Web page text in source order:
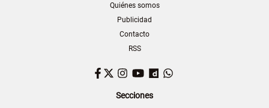
Quiénes somos
Publicidad
Contacto
RSS
Facebook
TwitterInstagram
YouTubeDailymotion
Secciones